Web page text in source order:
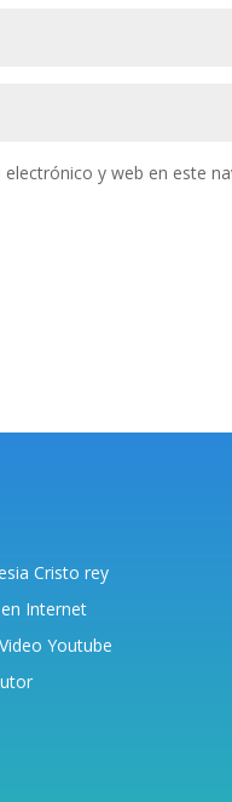
y web en este
Cristo rey
Internet
Youtube